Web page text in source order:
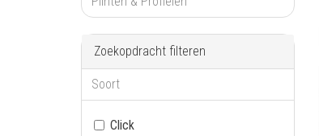
Zoekopdracht filteren
Soort
Click